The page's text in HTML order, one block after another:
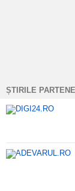
ȘTIRILE